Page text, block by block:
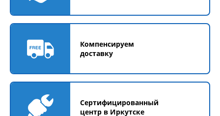
Компенсируем
доставку
Сертифицированный
центр в Иркутске